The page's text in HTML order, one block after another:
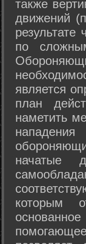
также
движений
по
является
план
наметить
начатые
которым